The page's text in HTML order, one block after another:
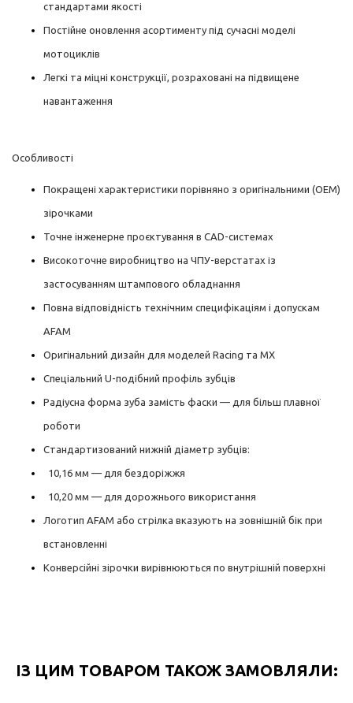
стандартами якості
Постійне оновлення асортименту під сучасні моделі
мотоциклів
Легкі та міцні конструкції, розраховані на підвищене
навантаження
Особливості
Покращені характеристики порівняно з оригінальними (OEM)
зірочками
Точне інженерне проєктування в CAD-системах
Високоточне виробництво на ЧПУ-верстатах із
застосуванням штампового обладнання
Повна відповідність технічним специфікаціям і допускам
AFAM
Оригінальний дизайн для моделей Racing та MX
Спеціальний U-подібний профіль зубців
Радіусна форма зуба замість фаски — для більш плавної
роботи
Стандартизований нижній діаметр зубців:
10,16 мм — для бездоріжжя
10,20 мм — для дорожнього використання
Логотип AFAM або стрілка вказують на зовнішній бік при
встановленні
Конверсійні зірочки вирівнюються по внутрішній поверхні
ІЗ ЦИМ ТОВАРОМ ТАКОЖ ЗАМОВЛЯЛИ: